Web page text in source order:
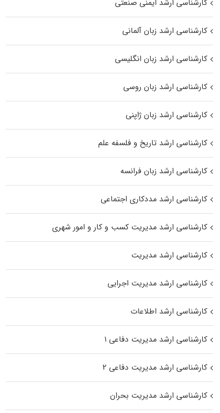
کارشناسی ارشد ایمنی صنعتی
کارشناسی ارشد زبان آلمانی
کارشناسی ارشد زبان انگلیسی
کارشناسی ارشد زبان روسی
کارشناسی ارشد زبان ژاپنی
کارشناسی ارشد تاریخ و فلسفه علم
کارشناسی ارشد زبان فرانسه
کارشناسی ارشد مددکاری اجتماعی
کارشناسی ارشد مدیریت کسب و کار و امور شهری
کارشناسی ارشد مدیریت
کارشناسی ارشد مدیریت اجرایی
کارشناسی ارشد اطلاعات
کارشناسی ارشد مدیریت دفاعی ۱
کارشناسی ارشد مدیریت دفاعی ۲
کارشناسی ارشد مدیریت بحران